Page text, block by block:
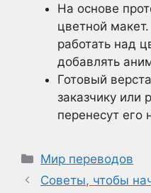
На основе
цветной
работать над
добавлять
Готовый
заказчику или
перенесут его
Рубрики
Мир переводов
Советы, чтобы